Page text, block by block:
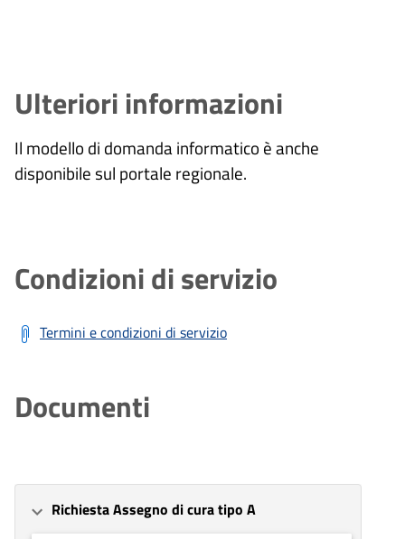
Ulteriori informazioni
Il modello di domanda informatico è anche
disponibile sul portale regionale.
Condizioni di servizio
Termini e condizioni di servizio
Documenti
Richiesta Assegno di cura tipo A